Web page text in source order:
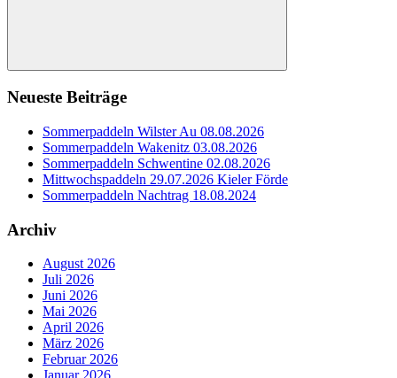
Suchen
Neueste Beiträge
Sommerpaddeln Wilster Au 08.08.2026
Sommerpaddeln Wakenitz 03.08.2026
Sommerpaddeln Schwentine 02.08.2026
Mittwochspaddeln 29.07.2026 Kieler Förde
Sommerpaddeln Nachtrag 18.08.2024
Archiv
August 2026
Juli 2026
Juni 2026
Mai 2026
April 2026
März 2026
Februar 2026